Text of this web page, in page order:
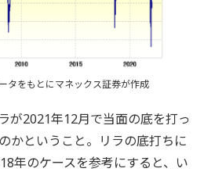
タをもとにマネックス証券が作成
が2021年12月で当面の底を打っ
かということ。リラの底打ちに
年のケースを参考にすると、い